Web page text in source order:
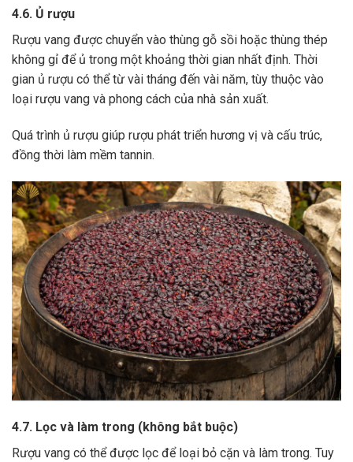
4.6. Ủ rượu
Rượu vang được chuyển vào thùng gỗ sồi hoặc thùng thép
không gỉ để ủ trong một khoảng thời gian nhất định. Thời
gian ủ rượu có thể từ vài tháng đến vài năm, tùy thuộc vào
loại rượu vang và phong cách của nhà sản xuất.
Quá trình ủ rượu giúp rượu phát triển hương vị và cấu trúc,
đồng thời làm mềm tannin.
4.7. Lọc và làm trong (không bắt buộc)
Rượu vang có thể được lọc để loại bỏ cặn và làm trong. Tuy